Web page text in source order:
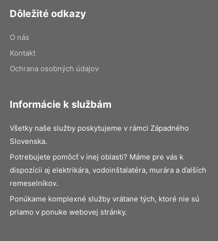
Dôležité odkazy
O nás
Kontakt
Ochrana osobných údajov
Informácie k službám
Všetky naše služby poskytujeme v rámci Západného
Slovenska.
Potrebujete pomôcť v inej oblasti? Máme pre vás k
dispozícii aj elektrikára, vodoinštalatéra, murára a ďalších
remeselníkov.
Ponúkame komplexné služby vrátane tých, ktoré nie sú
priamo v ponuke webovej stránky.